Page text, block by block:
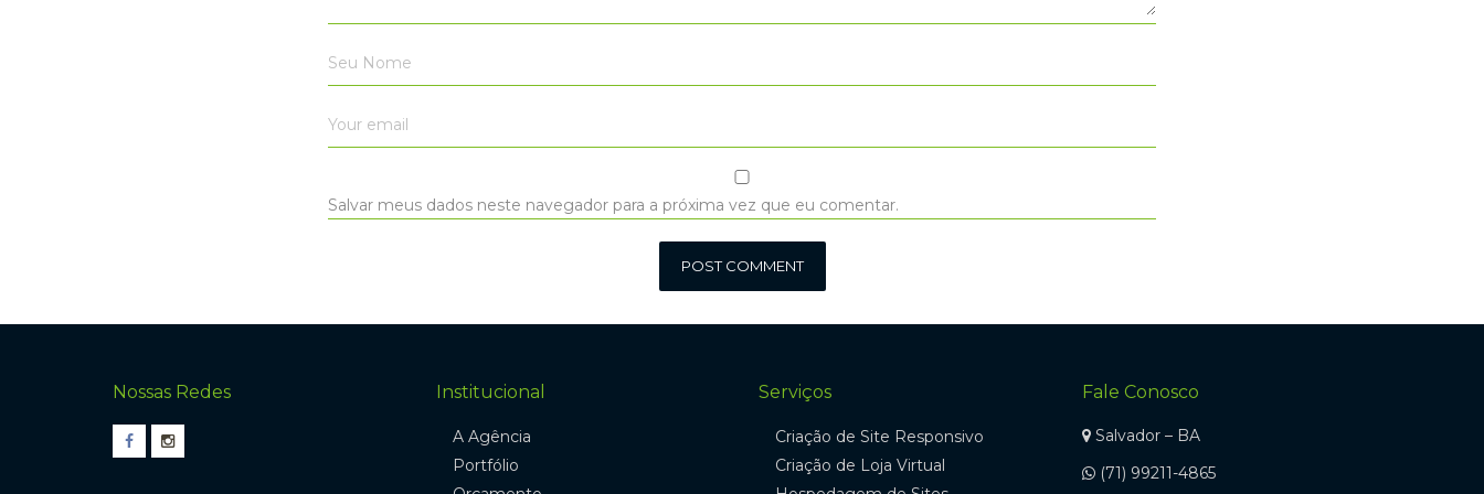
Salvar meus dados neste navegador para a próxima vez que eu comentar.
Nossas Redes Institucional
A Agência
Portfólio
Serviços
Criação de Site Responsivo
Criação de Loja Virtual
Fale Conosco
Salvador – BA
(71) 99211-4865